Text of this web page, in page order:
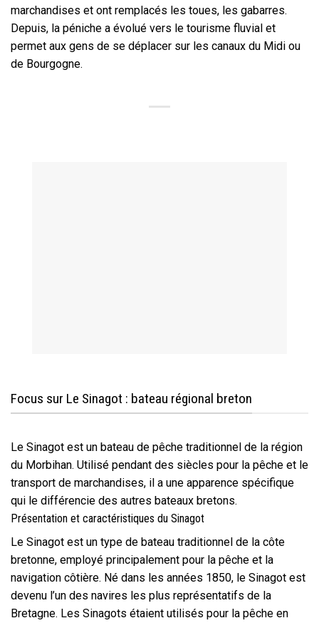
marchandises et ont remplacés les toues, les gabarres.
Depuis, la péniche a évolué vers le tourisme fluvial et
permet aux gens de se déplacer sur les canaux du Midi ou
de Bourgogne.
Focus sur Le Sinagot : bateau régional breton
Le Sinagot est un bateau de pêche traditionnel de la région
du Morbihan. Utilisé pendant des siècles pour la pêche et le
transport de marchandises, il a une apparence spécifique
qui le différencie des autres bateaux bretons.
Présentation et caractéristiques du Sinagot
Le Sinagot est un type de bateau traditionnel de la côte
bretonne, employé principalement pour la pêche et la
navigation côtière. Né dans les années 1850, le Sinagot est
devenu l’un des navires les plus représentatifs de la
Bretagne. Les Sinagots étaient utilisés pour la pêche en